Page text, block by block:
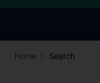
Home Search